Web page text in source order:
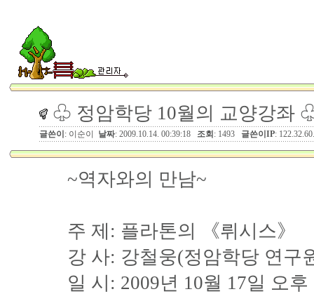
♧ 정암학당 10월의 교양강좌
글쓴이 : 이순이 날짜: 2009.10.14. 00:39:18 조회 : 1493 글쓴이IP:
~역자와의 만남~
주 제: 플라톤의 《뤼시스》
강 사: 강철웅(정암학당 연구
일 시: 2009년 10월 17일 오